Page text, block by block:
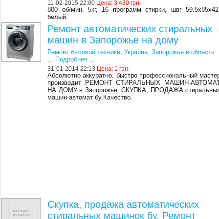
11-02-2015 22:00 Цена:3 430 грн.
800 об/мин, 5кг, 16 программ стирки, швг
белый.
Ремонт автоматических стиральных
машин в Запорожье на дому
Ремонт бытовой техники,Украина, Запорожье и область
... Подробнее ...
31-01-2014 22:13 Цена: 1 грн.
Абсолютно аккуратно, быстро профессиональный
производит РЕМОНТ СТИРАЛЬНЫХ МАШИН-
НА ДОМУ в Запорожье. СКУПКА, ПРОДАЖА
машин-автомат бу.Качество.
Скупка, продажа автоматических
стиральных машинок бу. Ремонт